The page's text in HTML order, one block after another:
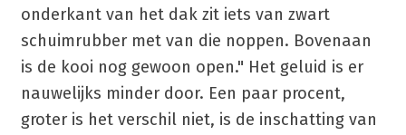
onderkant van het dak zit iets van zwart
schuimrubber met van die noppen. Bovenaan
is de kooi nog gewoon open." Het geluid is er
nauwelijks minder door. Een paar procent,
groter is het verschil niet, is de inschatting van